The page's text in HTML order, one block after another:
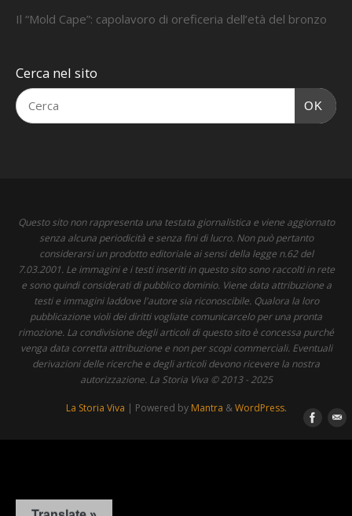
Il “Mold Cape”: capolavoro di oreficeria dell’età del bronzo
Cerca nel sito
OK
Questo sito non rappresenta una testata giornalistica e viene aggiornato
senza alcuna periodicità e senza fini di lucro. Non può pertanto
considerarsi un prodotto editoriale ai sensi della legge n.62 del
7.03.2001. Le immagini e i testi inseriti in questo sito sono raccolti in rete
e sono quindi considerati di pubblico dominio. Viene data attribuzione a
testi e immagini laddove l'autore sia riconoscibile. Qualora la loro
pubblicazione violi dei diritti vogliate comunicarcelo per una pronta
rimozione. La condivisione degli articoli di questo sito è concessa purché
venga data corretta attribuzione e non per scopi commerciali. Eventuali
derivazioni delle ricerche e degli articoli devono ricevere la nostra
autorizzazione. La Storia Viva © 2013 - 2025
La Storia Viva | Powered by Mantra &WordPress.